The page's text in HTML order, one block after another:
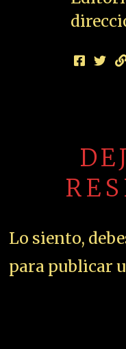
Lo siento,
para publicar